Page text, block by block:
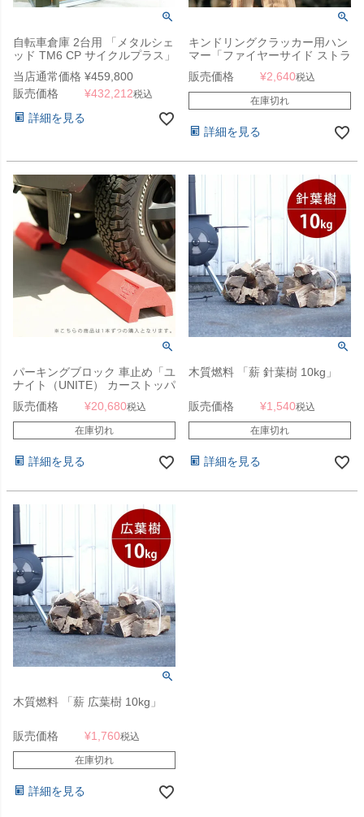
自転車倉庫 2台用 「メタルシェ
ッド TM6 CP サイクルプラス」
当店通常価格 ¥459,800
販売価格
¥432,212税込
詳細を見る
キンドリングクラッカー用ハン
マー「ファイヤーサイド ストラ
イカー 1000」
販売価格 ¥2,640税込
在庫切れ
詳細を見る
パーキングブロック 車止め「ユ
ナイト（UNITE） カーストッパ
ー（車止め） FLAME 1本」
販売価格 ¥20,680税込
在庫切れ
詳細を見る
木質燃料 「薪 針葉樹 10kg」
販売価格 ¥1,540税込
在庫切れ
詳細を見る
木質燃料 「薪 広葉樹 10kg」
販売価格 ¥1,760税込
在庫切れ
詳細を見る